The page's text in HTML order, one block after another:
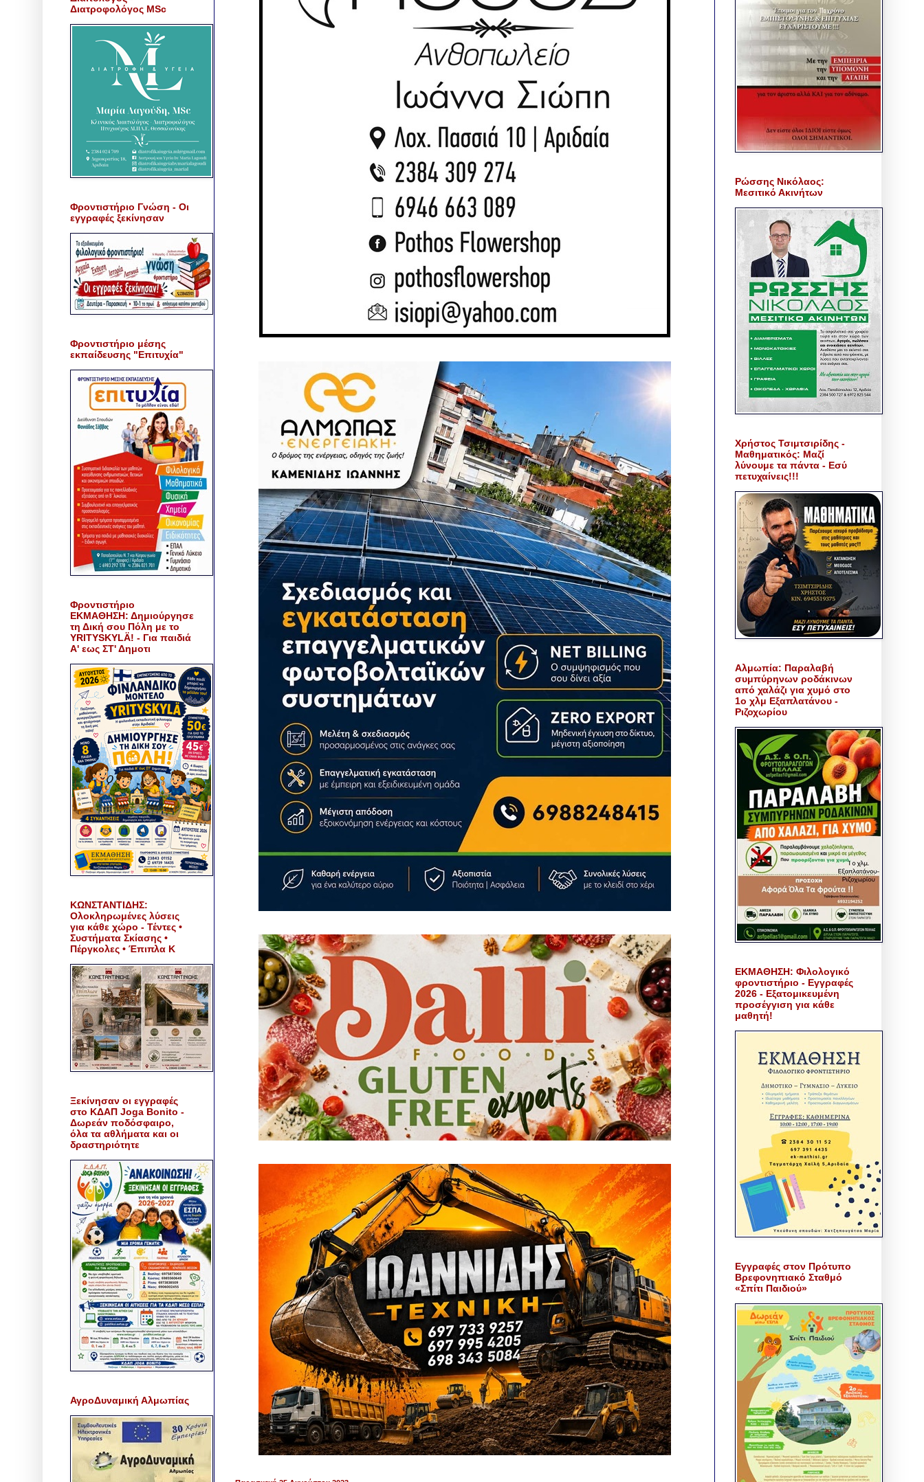
Διατροφολόγος MSc
Φροντιστήριο Γνώση - Οι
εγγραφές ξεκίνησαν
Φροντιστήριο μέσης
εκπαίδευσης "Επιτυχία"
Φροντιστήριο
ΕΚΜΑΘΗΣΗ: Δημιούργησε
τη Δική σου Πόλη με το
YRITYSKYLÄ! - Για παιδιά
Α' εως ΣΤ' Δημοτι
ΚΩΝΣΤΑΝΤΙΔΗΣ:
Ολοκληρωμένες λύσεις
για κάθε χώρο - Τέντες •
Συστήματα Σκίασης •
Πέργκολες • Έπιπλα Κ
Ξεκίνησαν οι εγγραφές
στο ΚΔΑΠ Joga Bonito -
Δωρεάν ποδόσφαιρο,
όλα τα αθλήματα και οι
δραστηριότητε
ΑγροΔυναμική Αλμωπίας
Ρώσσης Νικόλαος:
Μεσιτικό Ακινήτων
Χρήστος Τσιμτσιρίδης -
Μαθηματικός: Μαζί
λύνουμε τα πάντα - Εσύ
πετυχαίνεις!!!
Αλμωπία: Παραλαβή
συμπύρηνων ροδάκινων
από χαλάζι για χυμό στο
1ο χλμ Εξαπλατάνου -
Ριζοχωρίου
ΕΚΜΑΘΗΣΗ: Φιλολογικό
φροντιστήριο - Εγγραφές
2026 - Εξατομικευμένη
προσέγγιση για κάθε
μαθητή!
Εγγραφές στον Πρότυπο
Βρεφονηπιακό Σταθμό
«Σπίτι Παιδιού»